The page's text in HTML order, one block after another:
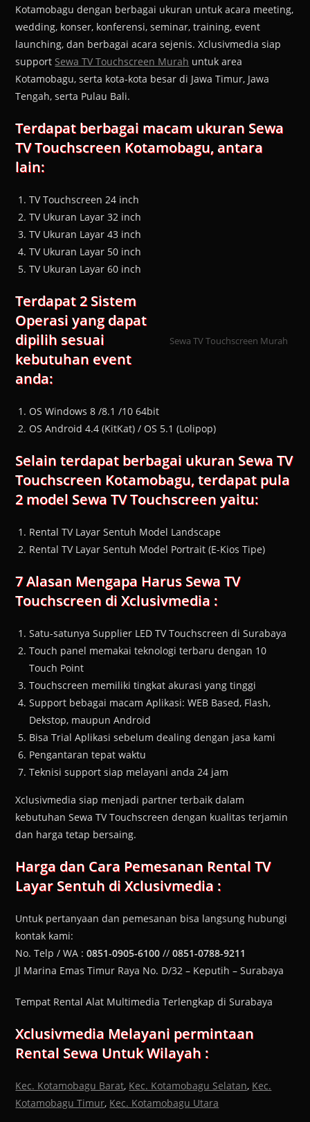
Kotamobagu dengan berbagai ukuran untuk acara meeting,
wedding, konser, konferensi, seminar, training, event
launching, dan berbagai acara sejenis. Xclusivmedia siap
support Sewa TV Touchscreen Murah untuk area
Kotamobagu, serta kota-kota besar di Jawa Timur, Jawa
Tengah, serta Pulau Bali.
Terdapat berbagai macam ukuran Sewa
TV Touchscreen Kotamobagu, antara
lain:
Sewa TV Touchscreen Murah
TV Touchscreen 24 inch
TV Ukuran Layar 32 inch
TV Ukuran Layar 43 inch
TV Ukuran Layar 50 inch
TV Ukuran Layar 60 inch
Terdapat 2 Sistem
Operasi yang dapat
dipilih sesuai
kebutuhan event
anda:
OS Windows 8 /8.1 /10 64bit
OS Android 4.4 (KitKat) / OS 5.1 (Lolipop)
Selain terdapat berbagai ukuran Sewa TV
Touchscreen Kotamobagu, terdapat pula
2 model Sewa TV Touchscreen yaitu:
Rental TV Layar Sentuh Model Landscape
Rental TV Layar Sentuh Model Portrait (E-Kios Tipe)
7 Alasan Mengapa Harus Sewa TV
Touchscreen di Xclusivmedia :
Satu-satunya Supplier LED TV Touchscreen di Surabaya
Touch panel memakai teknologi terbaru dengan 10
Touch Point
Touchscreen memiliki tingkat akurasi yang tinggi
Support bebagai macam Aplikasi: WEB Based, Flash,
Dekstop, maupun Android
Bisa Trial Aplikasi sebelum dealing dengan jasa kami
Pengantaran tepat waktu
Teknisi support siap melayani anda 24 jam
Xclusivmedia siap menjadi partner terbaik dalam
kebutuhan Sewa TV Touchscreen dengan kualitas terjamin
dan harga tetap bersaing.
Harga dan Cara Pemesanan Rental TV
Layar Sentuh di Xclusivmedia :
Untuk pertanyaan dan pemesanan bisa langsung hubungi
kontak kami:
No. Telp / WA :0851-0905-6100 //0851-0788-9211
Jl Marina Emas Timur Raya No. D/32 – Keputih – Surabaya
Tempat Rental Alat Multimedia Terlengkap di Surabaya
Xclusivmedia Melayani permintaan
Rental Sewa Untuk Wilayah :
Kec. Kotamobagu Barat, Kec. Kotamobagu Selatan, Kec.
Kotamobagu Timur, Kec. Kotamobagu Utara